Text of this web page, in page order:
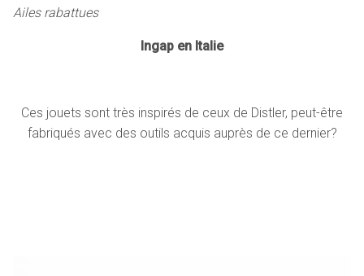
Ailes rabattues
Ingap en Italie
Ces jouets sont très inspirés de ceux de Distler, peut-être
fabriqués avec des outils acquis auprès de ce dernier?